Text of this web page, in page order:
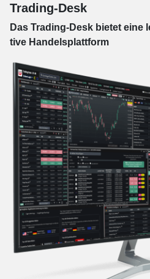
Trading-Desk
Das Trading-Desk bie­tet
tive Han­dels­platt­form